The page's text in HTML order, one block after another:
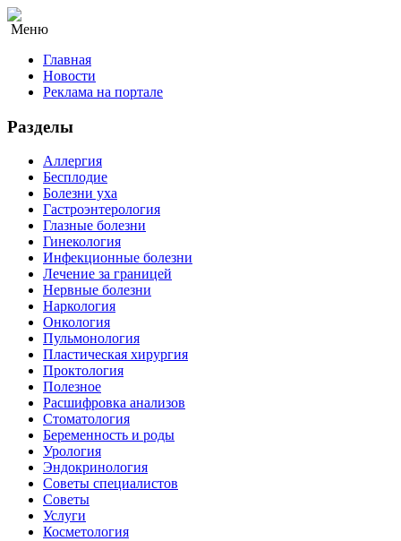
Меню
Главная
Новости
Реклама на портале
Разделы
Аллергия
Бесплодие
Болезни уха
Гастроэнтерология
Глазные болезни
Гинекология
Инфекционные болезни
Лечение за границей
Нервные болезни
Наркология
Онкология
Пульмонология
Пластическая хирургия
Проктология
Полезное
Расшифровка анализов
Стоматология
Беременность и роды
Урология
Эндокринология
Советы специалистов
Советы
Услуги
Косметология